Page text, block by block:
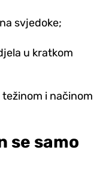
svjedoke;
u kratkom
i načinom
se samo